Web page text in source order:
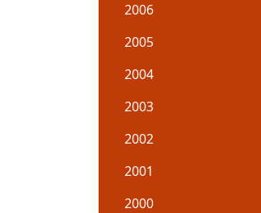
2006
2005
2004
2003
2002
2001
2000